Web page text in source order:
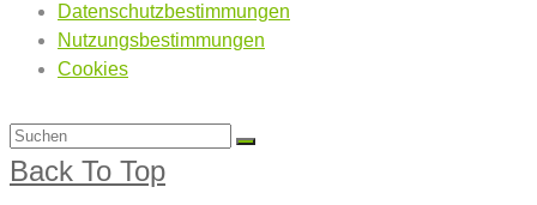
Datenschutzbestimmungen
Nutzungsbestimmungen
Cookies
Back To Top